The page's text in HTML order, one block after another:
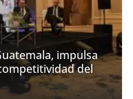
impulsa
del